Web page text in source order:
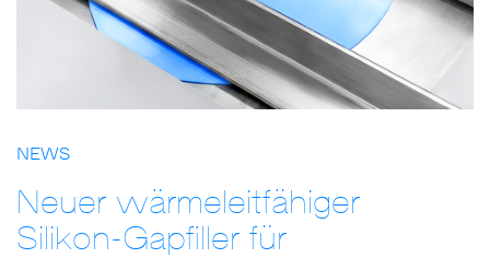
NEWS
Neuer wärmeleitfähiger
Silikon-Gapfiller für